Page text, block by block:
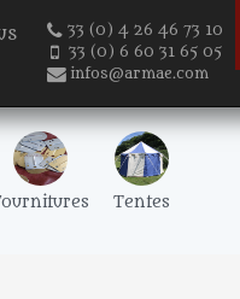
33 (0) 4 26 46 73 10
33 (0) 6 60 31 65 05
infos@armae.com
Tentes